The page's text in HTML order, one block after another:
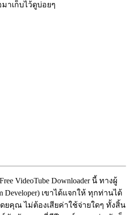
าเก็บไว้ดูบ่อยๆ
VideoTube Downloader นี้ ทางผู้
Developer) เขาได้แจกให้ ทุกท่านได้
ยคุณ ไม่ต้องเสียค่าใช้จ่ายใดๆ ทั้งสิ้น